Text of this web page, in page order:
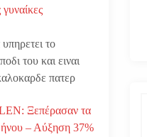
το
του και ειναι
πατερ
Ξεπέρασαν τα
– Αύξηση 37%